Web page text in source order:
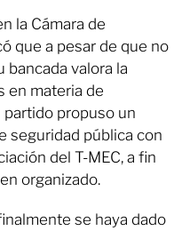
la Cámara de
que a pesar de que no
bancada valora la
en materia de
partido propuso un
seguridad pública con
del T-MEC, a fin
organizado.
se haya dado